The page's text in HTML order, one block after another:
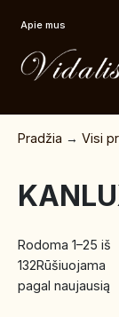
Apie mus
Pradžia →Visi
Rodoma 1–25 iš
132Rūšiuojama
pagal naujausią